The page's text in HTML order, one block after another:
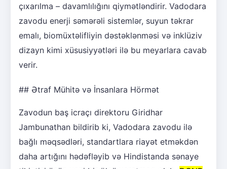
çıxarılma – davamlılığını qiymətləndirir. Vadodara
zavodu enerji səmərəli sistemlər, suyun təkrar
emalı, biomüxtəlifliyin dəstəklənməsi və inklüziv
dizayn kimi xüsusiyyətləri ilə bu meyarlara cavab
verir.
## Ətraf Mühitə və İnsanlara Hörmət
Zavodun baş icraçı direktoru Giridhar
Jambunathan bildirib ki, Vadodara zavodu ilə
bağlı məqsədləri, standartlara riayət etməkdən
daha artığını hədəfləyib və Hindistanda sənaye